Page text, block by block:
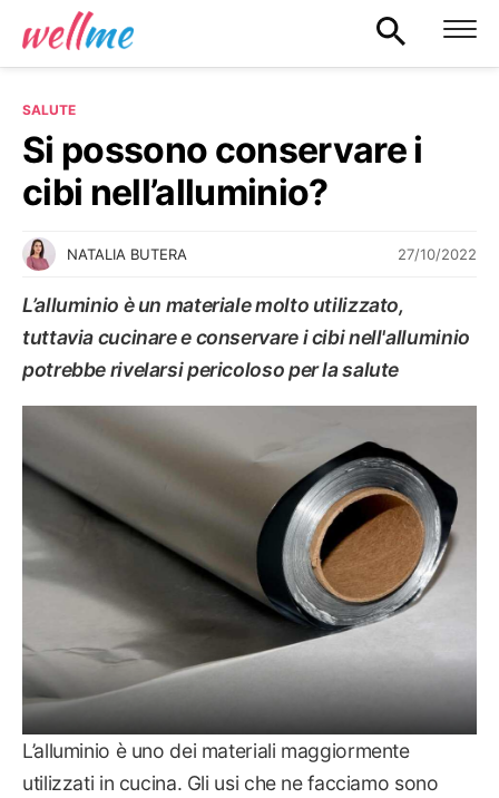
SALUTE
Si possono conservare i
cibi nell’alluminio?
NATALIA BUTERA 27/10/2022
L’alluminio è un materiale molto utilizzato,
tuttavia cucinare e conservare i cibi nell'alluminio
potrebbe rivelarsi pericoloso per la salute
L’alluminio è uno dei materiali maggiormente
utilizzati in cucina. Gli usi che ne facciamo sono